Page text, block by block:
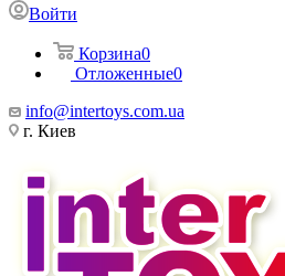
Войти
Корзина0
Отложенные0
info@intertoys.com.ua
г. Киев